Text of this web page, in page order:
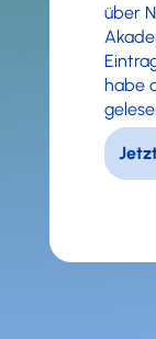
über
habe